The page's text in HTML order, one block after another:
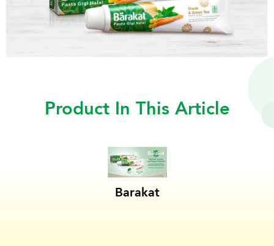
Product In This Article
Barakat